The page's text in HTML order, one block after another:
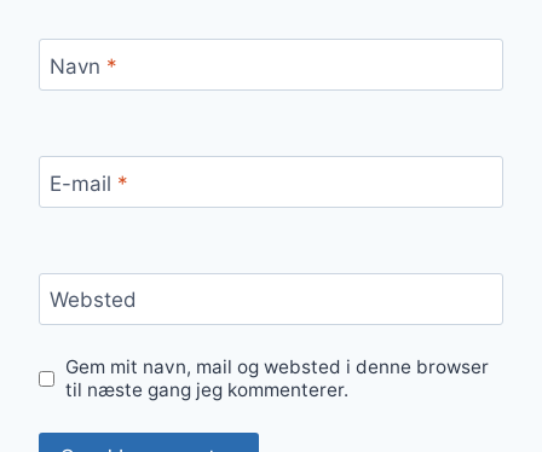
Navn *
E-mail *
Websted
Gem mit navn, mail og websted i denne browser
til næste gang jeg kommenterer.